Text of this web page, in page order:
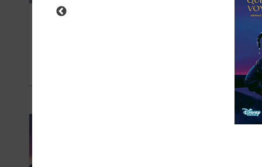
Pocket